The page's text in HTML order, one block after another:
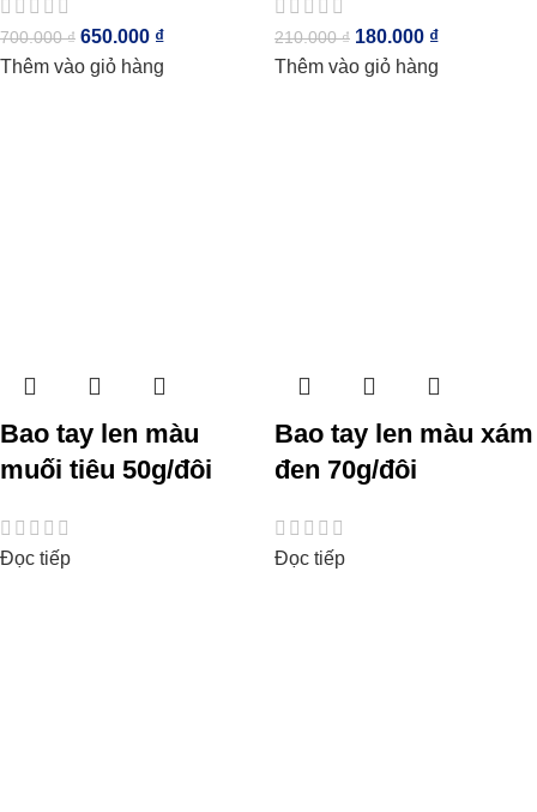
700.000₫ 650.000 ₫
Thêm vào giỏ hàng
210.000₫ 180.000 ₫
Thêm vào giỏ hàng
Bao tay len màu
muối tiêu 50g/đôi
Đọc tiếp
Bao tay len màu xám
đen 70g/đôi
Đọc tiếp